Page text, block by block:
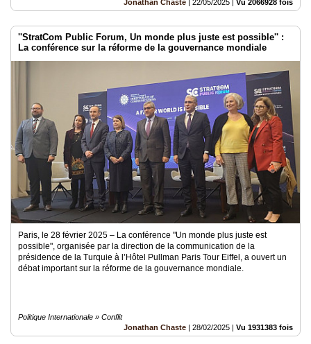
Jonathan Chaste | 22/05/2025 | Vu 2066928 fois
''StratCom Public Forum, Un monde plus juste est possible'' :
La conférence sur la réforme de la gouvernance mondiale
Paris, le 28 février 2025 – La conférence "Un monde plus juste est
possible", organisée par la direction de la communication de la
présidence de la Turquie à l’Hôtel Pullman Paris Tour Eiffel, a ouvert un
débat important sur la réforme de la gouvernance mondiale.
Politique Internationale » Conflit
Jonathan Chaste | 28/02/2025 | Vu 1931383 fois